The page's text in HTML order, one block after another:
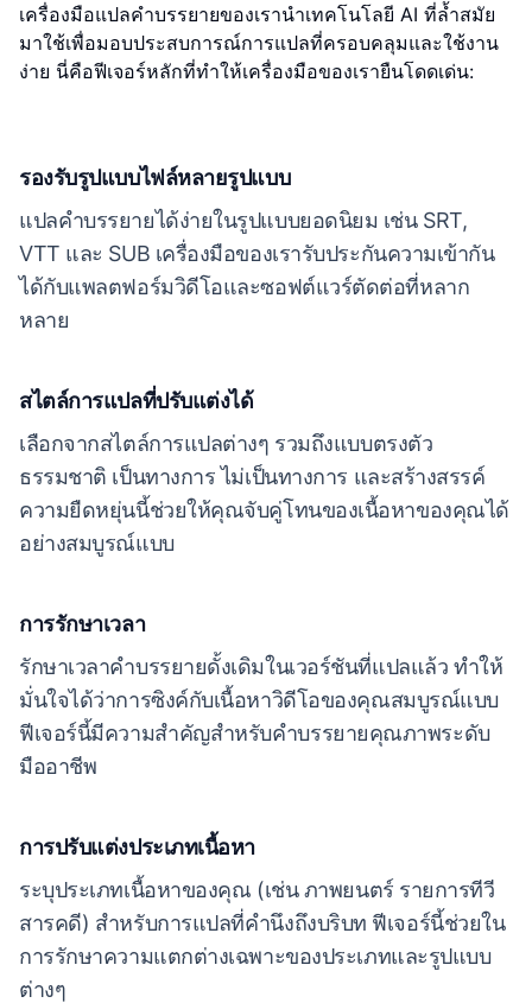
เครื่องมือแปลคำบรรยายของเรานำเทคโนโลยี AI ที่ล้ำสมัย
มาใช้เพื่อมอบประสบการณ์การแปลที่ครอบคลุมและใช้งาน
ง่าย นี่คือฟีเจอร์หลักที่ทำให้เครื่องมือของเรายืนโดดเด่น:
รองรับรูปแบบไฟล์หลายรูปแบบ
แปลคำบรรยายได้ง่ายในรูปแบบยอดนิยม เช่น SRT,
VTT และ SUB เครื่องมือของเรารับประกันความเข้ากัน
ได้กับแพลตฟอร์มวิดีโอและซอฟต์แวร์ตัดต่อที่หลาก
หลาย
สไตล์การแปลที่ปรับแต่งได้
เลือกจากสไตล์การแปลต่างๆ รวมถึงแบบตรงตัว
ธรรมชาติ เป็นทางการ ไม่เป็นทางการ และสร้างสรรค์
ความยืดหยุ่นนี้ช่วยให้คุณจับคู่โทนของเนื้อหาของคุณได้
อย่างสมบูรณ์แบบ
การรักษาเวลา
รักษาเวลาคำบรรยายดั้งเดิมในเวอร์ชันที่แปลแล้ว ทำให้
มั่นใจได้ว่าการซิงค์กับเนื้อหาวิดีโอของคุณสมบูรณ์แบบ
ฟีเจอร์นี้มีความสำคัญสำหรับคำบรรยายคุณภาพระดับ
มืออาชีพ
การปรับแต่งประเภทเนื้อหา
ระบุประเภทเนื้อหาของคุณ (เช่น ภาพยนตร์ รายการทีวี
สารคดี) สำหรับการแปลที่คำนึงถึงบริบท ฟีเจอร์นี้ช่วยใน
การรักษาความแตกต่างเฉพาะของประเภทและรูปแบบ
ต่างๆ